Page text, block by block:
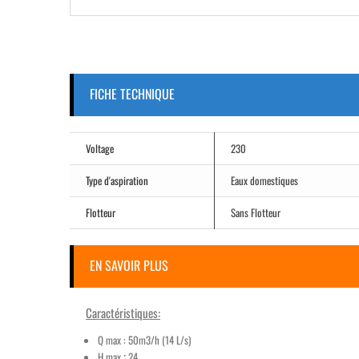
FICHE TECHNIQUE
Voltage
230
Type d'aspiration
Eaux domestiques
Flotteur
Sans Flotteur
EN SAVOIR PLUS
Caractéristiques:
Q max : 50m3/h (14 L/s)